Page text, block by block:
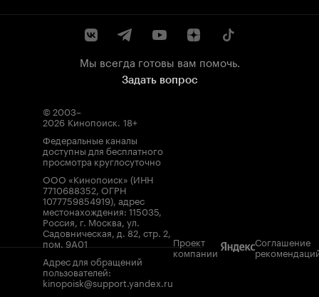
Мы всегда готовы вам помочь.
Задать вопрос
© 2003–
2026 Кинопоиск. 18+
Федеральные каналы
доступны для бесплатного
просмотра круглосуточно
ООО «Кинопоиск» (ИНН
7710688352, ОГРН
1077759854919), адрес
местонахождения: 115035,
Россия, г. Москва, ул.
Садовническая, д. 82, стр. 2,
пом. 9А01
Адрес для обращений
пользователей:
kinopoisk@support.yandex.ru
Проект
компании
Соглашение